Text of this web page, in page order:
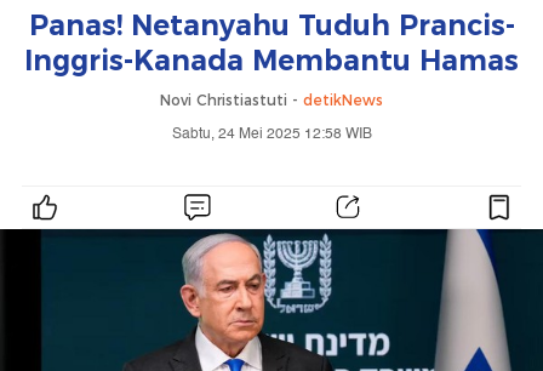
Panas! Netanyahu Tuduh Prancis-
Inggris-Kanada Membantu Hamas
Novi Christiastuti - detikNews
Sabtu, 24 Mei 2025 12:58 WIB